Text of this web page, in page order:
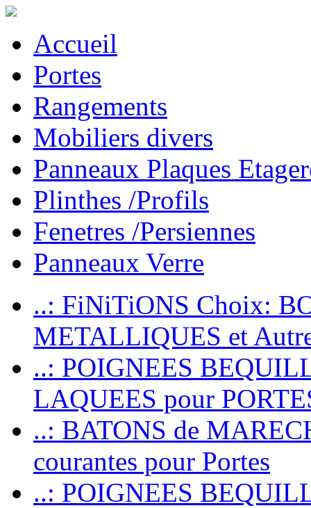
Accueil
Portes
Rangements
Mobiliers divers
Panneaux Plaques
Plinthes /Profils
Fenetres /Persiennes
Panneaux Verre
..: FiNiTiONS Choix:
METALLIQUES et
..: POIGNEES
LAQUEES pour
..: BATONS de
courantes pour Portes
..: POIGNEES